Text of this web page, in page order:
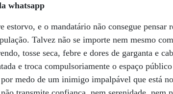
whatsapp
estorvo, e o mandatário não consegue pensar
Talvez não se importe nem mesmo
tosse seca, febre e dores de garganta e
e troca compulsoriamente o espaço
medo de um inimigo impalpável que está